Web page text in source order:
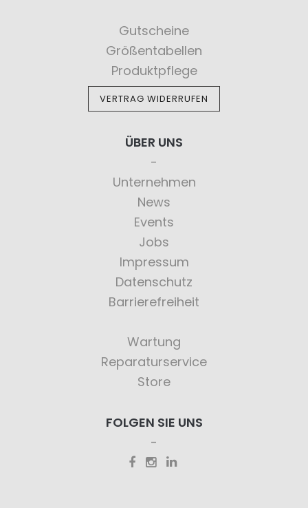
Gutscheine
Größentabellen
Produktpflege
VERTRAG WIDERRUFEN
ÜBER UNS
Unternehmen
News
Events
Jobs
Impressum
Datenschutz
Barrierefreiheit
Wartung
Reparaturservice
Store
FOLGEN SIE UNS